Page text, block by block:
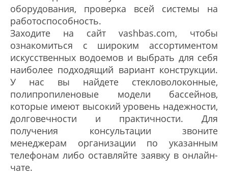
оборудования, проверка всей системы на
работоспособность.
Заходите на сайт vashbas.com, чтобы
ознакомиться с широким ассортиментом
искусственных водоемов и выбрать для себя
наиболее подходящий вариант конструкции.
У нас вы найдете стекловолоконные,
полипропиленовые модели бассейнов,
которые имеют высокий уровень надежности,
долговечности и практичности. Для
получения консультации звоните
менеджерам организации по указанным
телефонам либо оставляйте заявку в онлайн-
чате.